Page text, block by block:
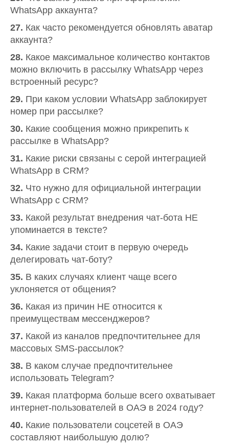
WhatsApp аккаунта?
27. Как часто рекомендуется обновлять аватар
аккаунта?
28. Какое максимальное количество контактов
можно включить в рассылку WhatsApp через
встроенный ресурс?
29. При каком условии WhatsApp заблокирует
номер при рассылке?
30. Какие сообщения можно прикрепить к
рассылке в WhatsApp?
31. Какие риски связаны с серой интеграцией
WhatsApp в CRM?
32. Что нужно для официальной интеграции
WhatsApp с CRM?
33. Какой результат внедрения чат-бота НЕ
упоминается в тексте?
34. Какие задачи стоит в первую очередь
делегировать чат-боту?
35. В каких случаях клиент чаще всего
уклоняется от общения?
36. Какая из причин НЕ относится к
преимуществам мессенджеров?
37. Какой из каналов предпочтительнее для
массовых SMS-рассылок?
38. В каком случае предпочтительнее
использовать Telegram?
39. Какая платформа больше всего охватывает
интернет-пользователей в ОАЭ в 2024 году?
40. Какие пользователи соцсетей в ОАЭ
составляют наибольшую долю?